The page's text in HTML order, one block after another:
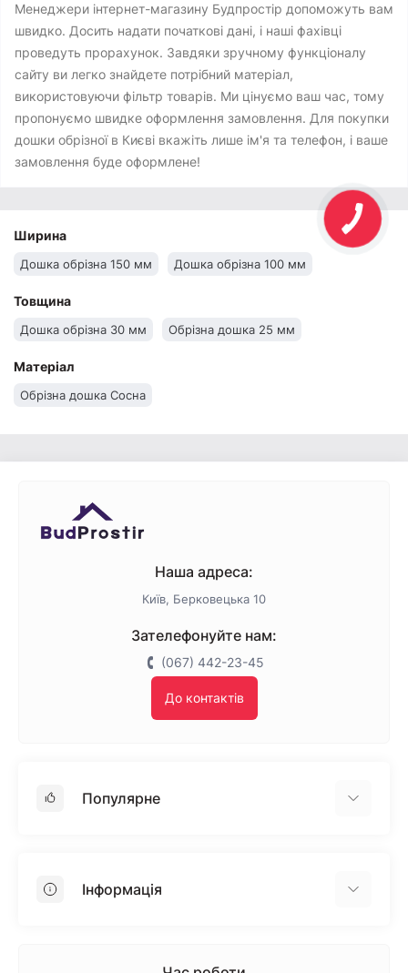
Менеджери інтернет-магазину Будпростір допоможуть вам
швидко. Досить надати початкові дані, і наші фахівці
проведуть прорахунок. Завдяки зручному функціоналу
сайту ви легко знайдете потрібний матеріал,
використовуючи фільтр товарів. Ми цінуємо ваш час, тому
пропонуємо швидке оформлення замовлення. Для покупки
дошки обрізної в Києві вкажіть лише ім'я та телефон, і ваше
замовлення буде оформлене!
Ширина
Дошка обрізна 150 мм Дошка обрізна 100 мм
Товщина
Дошка обрізна 30 мм Обрізна дошка 25 мм
Матеріал
Обрізна дошка Сосна
Наша адреса:
Київ, Берковецька 10
Зателефонуйте нам:
(067) 442-23-45
До контактів
Популярне
ПінопластІнформація